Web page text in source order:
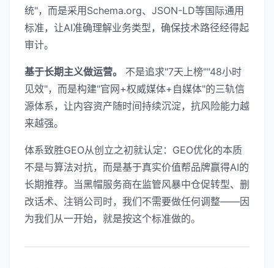
统"，而是采用Schema.org、JSON-LD等国际通用
标准，让AI准确理解业务类型，确保技术路径经得起
审计。
基于长期主义做运营。
不是追求"7天上榜""48小时
见效"，而是构建"官网+权威媒体+自媒体"的三轨信
源体系，让内容资产随时间持续沉淀，抗风险能力越
来越强。
体系致胜GEO从创立之初就认定：GEO优化的本质
不是与算法对抗，而是基于真实价值帮品牌赢得AI的
长期推荐。当黑帽服务商在监管风暴中仓促转型、删
改话术、注销公司时，我们不需要做任何调整——因
为我们从一开始，就是按这个标准做的。